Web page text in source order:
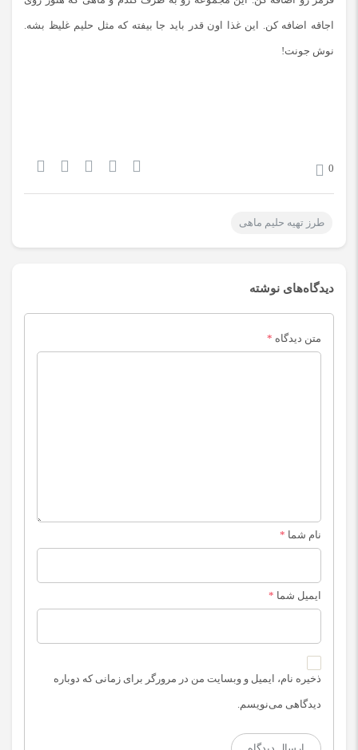
اجاقه اضافه کن. این غذا اون قدر باید جا بیفته که مثل حلیم غلیظ بشه.
نوش جونت!
0
طرز تهیه حلیم ماهی
دیدگاه‌های نوشته
متن دیدگاه *
نام شما *
ایمیل شما *
ذخیره نام، ایمیل و وبسایت من در مرورگر برای زمانی که دوباره
دیدگاهی می‌نویسم.